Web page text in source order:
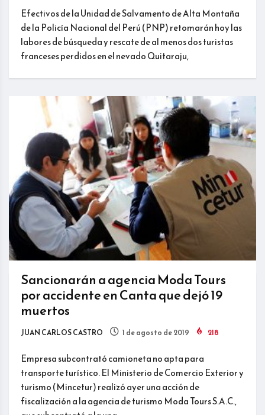
Efectivos de la Unidad de Salvamento de Alta Montaña
de la Policía Nacional del Perú (PNP) retomarán hoy las
labores de búsqueda y rescate de al menos dos turistas
franceses perdidos en el nevado Quitaraju,
Sancionarán a agencia Moda Tours
por accidente en Canta que dejó 19
muertos
JUAN CARLOS CASTRO 1 de agosto de 2019 218
Empresa subcontrató camioneta no apta para
transporte turístico. El Ministerio de Comercio Exterior y
turismo (Mincetur) realizó ayer una acción de
fiscalización a la agencia de turismo Moda Tours S.A.C.,